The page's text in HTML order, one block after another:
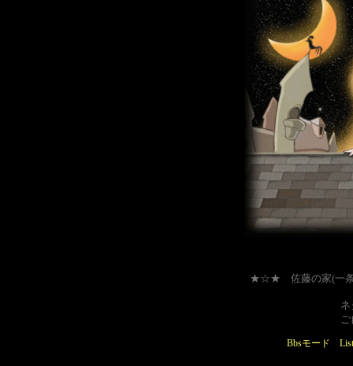
★☆★ 佐藤の家(一
ネタは
ご自由
Bbsモード